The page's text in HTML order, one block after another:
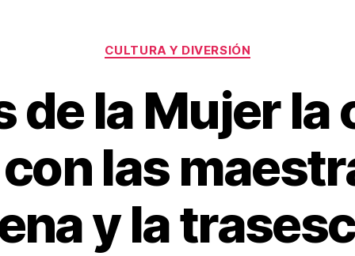
Categorías
CULTURA Y DIVERSIÓN
de la Mujer la
las
y la